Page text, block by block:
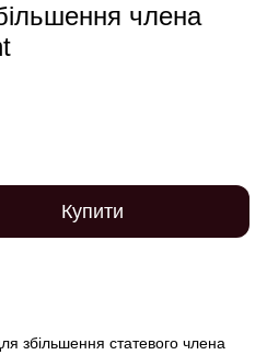
члена
Купити
збільшення статевого члена